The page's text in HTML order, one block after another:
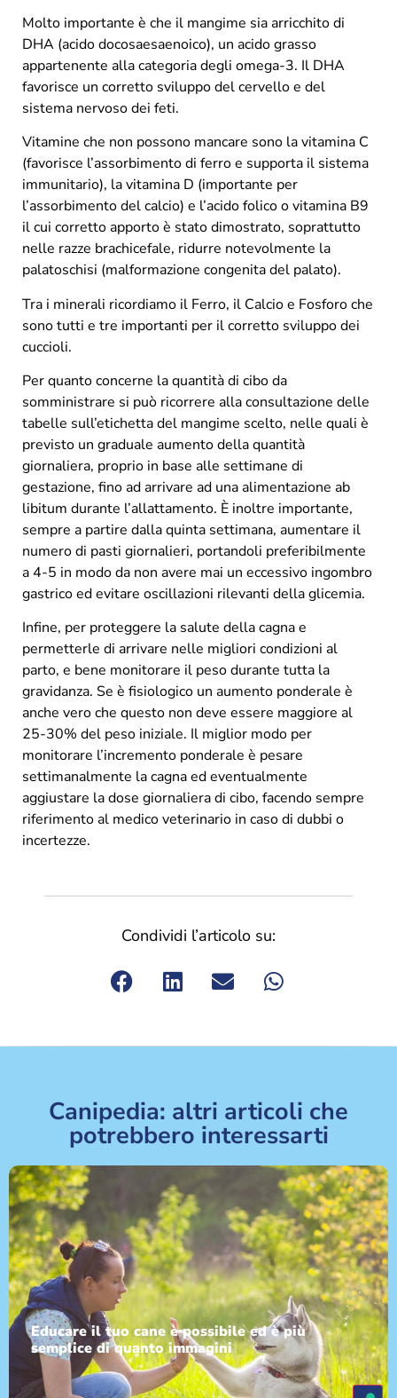
Molto importante è che il mangime sia arricchito di
DHA (acido docosaesaenoico), un acido grasso
appartenente alla categoria degli omega-3. Il DHA
favorisce un corretto sviluppo del cervello e del
sistema nervoso dei feti.
Vitamine che non possono mancare sono la vitamina C
(favorisce l’assorbimento di ferro e supporta il sistema
immunitario), la vitamina D (importante per
l’assorbimento del calcio) e l’acido folico o vitamina B9
il cui corretto apporto è stato dimostrato, soprattutto
nelle razze brachicefale, ridurre notevolmente la
palatoschisi (malformazione congenita del palato).
Tra i minerali ricordiamo il Ferro, il Calcio e Fosforo che
sono tutti e tre importanti per il corretto sviluppo dei
cuccioli.
Per quanto concerne la quantità di cibo da
somministrare si può ricorrere alla consultazione delle
tabelle sull’etichetta del mangime scelto, nelle quali è
previsto un graduale aumento della quantità
giornaliera, proprio in base alle settimane di
gestazione, fino ad arrivare ad una alimentazione ab
libitum durante l’allattamento. È inoltre importante,
sempre a partire dalla quinta settimana, aumentare il
numero di pasti giornalieri, portandoli preferibilmente
a 4-5 in modo da non avere mai un eccessivo ingombro
gastrico ed evitare oscillazioni rilevanti della glicemia.
Infine, per proteggere la salute della cagna e
permetterle di arrivare nelle migliori condizioni al
parto, e bene monitorare il peso durante tutta la
gravidanza. Se è fisiologico un aumento ponderale è
anche vero che questo non deve essere maggiore al
25-30% del peso iniziale. Il miglior modo per
monitorare l’incremento ponderale è pesare
settimanalmente la cagna ed eventualmente
aggiustare la dose giornaliera di cibo, facendo sempre
riferimento al medico veterinario in caso di dubbi o
incertezze.
Condividi l’articolo su:
Canipedia: altri articoli che
potrebbero interessarti
Educare il tuo cane è possibile ed è più
semplice di quanto immagini